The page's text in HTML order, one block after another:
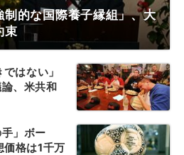
制的な国際養子縁組」、大
束
はない」
、米共和
」ボー
価格は1千万